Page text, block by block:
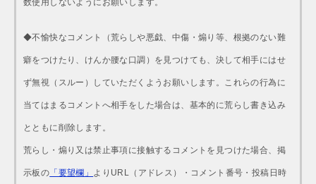
数使用しないようにお願いします。
◆不愉快なコメント（荒らしや悪戯、中傷・煽り等、根拠のない難
癖をつけたり、けんか腰な口調）を見つけても、決して相手にはせ
ず無視（スルー）していただくようお願いします。これらの行為に
当てはまるコメントへ相手をした場合は、基本的に荒らし書き込み
とともに削除します。
荒らし・煽り又は禁止事項に接触するコメントを見つけた場合、掲
示板の 「要望欄」 よりURL（アドレス）・コメント番号・投稿日時